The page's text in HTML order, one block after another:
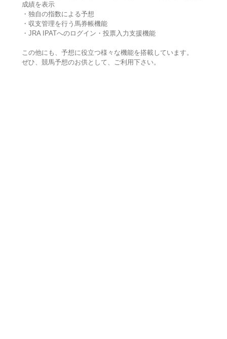
成績を表示
・独自の指数による予想
・収支管理を行う馬券帳機能
・JRA IPATへのログイン・投票入力支援機能
この他にも、予想に役立つ様々な機能を搭載しています。
ぜひ、競馬予想のお供として、ご利用下さい。